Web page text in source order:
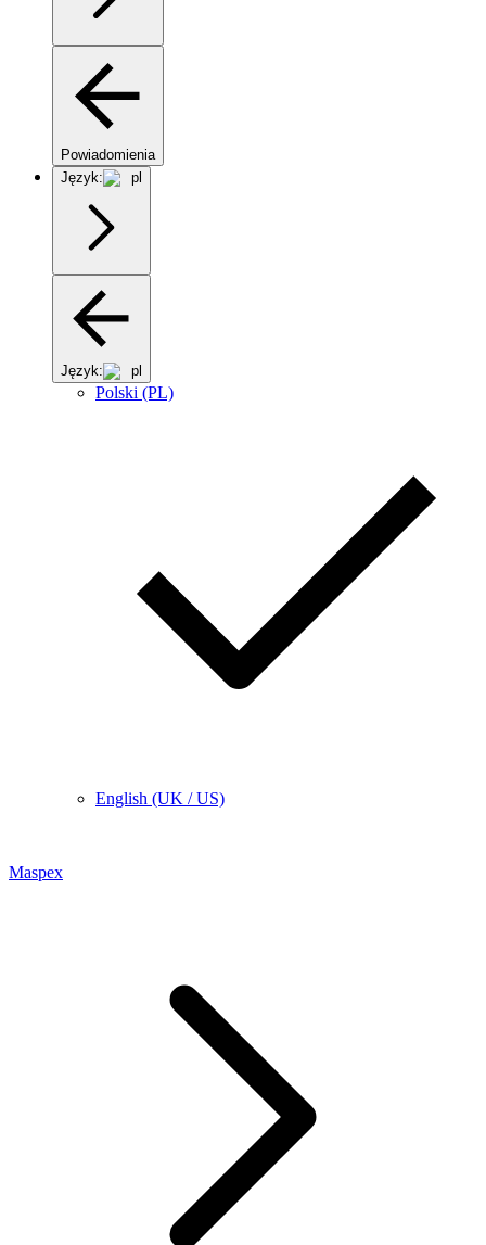
Powiadomienia
Język:
pl
Język: pl
Polski (PL)
English (UK / US)
Maspex